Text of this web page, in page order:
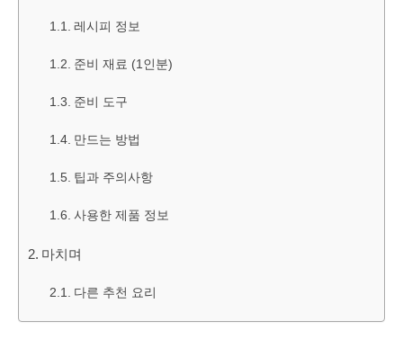
레시피 정보
준비 재료 (1인분)
준비 도구
만드는 방법
팁과 주의사항
사용한 제품 정보
마치며
다른 추천 요리